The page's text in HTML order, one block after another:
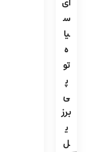
س
یا
ه
تو
پ
ی
برز
ی
ل